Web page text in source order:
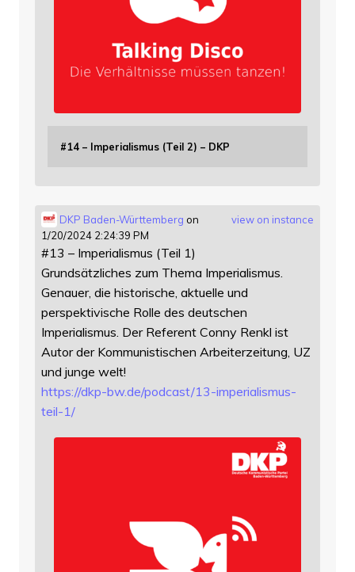
#14 – Imperialismus (Teil 2) – DKP
view on instance
DKP Baden-Württemberg on
1/20/2024 2:24:39 PM
#13 – Imperialismus (Teil 1)
Grundsätzliches zum Thema Imperialismus.
Genauer, die historische, aktuelle und
perspektivische Rolle des deutschen
Imperialismus. Der Referent Conny Renkl ist
Autor der Kommunistischen Arbeiterzeitung, UZ
und junge welt!
https://dkp-bw.de/podcast/13-imperialismus-
teil-1/